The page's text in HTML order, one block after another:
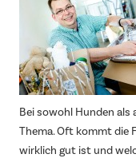
Bei sowohl Hunden als
Thema. Oft kommt die
wirklich gut ist und